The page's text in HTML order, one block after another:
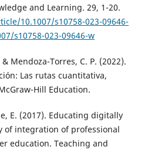
and Learning. 29, 1-20.
10.1007/s10758-023-09646-
s10758-023-09646-w
Mendoza-Torres, C. P. (2022).
Las rutas cuantitativa,
Hill Education.
E. (2017). Educating digitally
of integration of professional
education. Teaching and